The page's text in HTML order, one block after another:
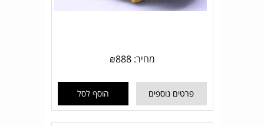
מחיר: ₪888
פרטים נוספים הוסף לסל